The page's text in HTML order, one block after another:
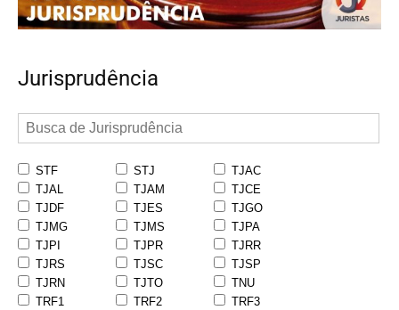
Jurisprudência
STF STJ
TJAC
TJAL
TJAM
TJCE
TJDF
TJES
TJGO
TJMG
TJMS
TJPA
TJPI
TJPR
TJRR
TJRS
TJSC
TJSP
TJRN
TJTO
TNU
TRF1
TRF2
TRF3